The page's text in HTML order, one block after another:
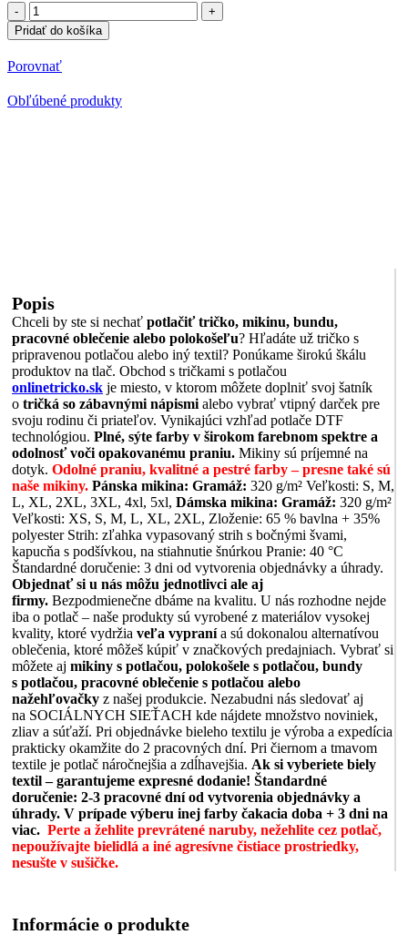
množstvo
Polokošeľa
s
potlačou
Tweety
Pridať do košíka
Porovnať
Obľúbené produkty
Popis
Chceli by ste si nechať potlačiť tričko, mikinu, bundu,
pracovné oblečenie alebo polokošeľu? Hľadáte už tričko s
pripravenou potlačou alebo iný textil? Ponúkame širokú škálu
produktov na tlač. Obchod s tričkami s potlačou
onlinetricko.sk je miesto, v ktorom môžete doplniť svoj šatník
o tričká so zábavnými nápismi alebo vybrať vtipný darček pre
svoju rodinu či priateľov. Vynikajúci vzhľad potlače DTF
technológiou. Plné, sýte farby v širokom farebnom spektre a
odolnosť voči opakovanému praniu. Mikiny sú príjemné na
dotyk. Odolné praniu, kvalitné a pestré farby – presne také sú
naše mikiny. Pánska mikina: Gramáž: 320 g/m² Veľkosti: S, M,
L, XL, 2XL, 3XL, 4xl, 5xl, Dámska mikina: Gramáž: 320 g/m²
Veľkosti: XS, S, M, L, XL, 2XL, Zloženie: 65 % bavlna + 35%
polyester Strih: zľahka vypasovaný strih s bočnými švami,
kapucňa s podšívkou, na stiahnutie šnúrkou Pranie: 40 °C
Štandardné doručenie: 3 dni od vytvorenia objednávky a úhrady.
Objednať si u nás môžu jednotlivci ale aj
firmy. Bezpodmienečne dbáme na kvalitu. U nás rozhodne nejde
iba o potlač – naše produkty sú vyrobené z materiálov vysokej
kvality, ktoré vydržia veľa vypranía sú dokonalou alternatívou
oblečenia, ktoré môžeš kúpiť v značkových predajniach. Vybrať si
môžete aj mikiny s potlačou, polokošele s potlačou, bundy
s potlačou, pracovné oblečenie s potlačou alebo
nažehľovačky z našej produkcie. Nezabudni nás sledovať aj
na SOCIÁLNYCH SIEŤACH kde nájdete množstvo noviniek,
zliav a súťaží. Pri objednávke bieleho textilu je výroba a expedícia
prakticky okamžite do 2 pracovných dní. Pri čiernom a tmavom
textile je potlač náročnejšia a zdĺhavejšia. Ak si vyberiete biely
textil – garantujeme expresné dodanie! Štandardné
doručenie: 2-3 pracovné dní od vytvorenia objednávky a
úhrady. V prípade výberu inej farby čakacia doba + 3 dni na
viac. Perte a žehlite prevrátené naruby, nežehlite cez potlač,
nepoužívajte bielidlá a iné agresívne čistiace prostriedky,
nesušte v sušičke.
Informácie o produkte